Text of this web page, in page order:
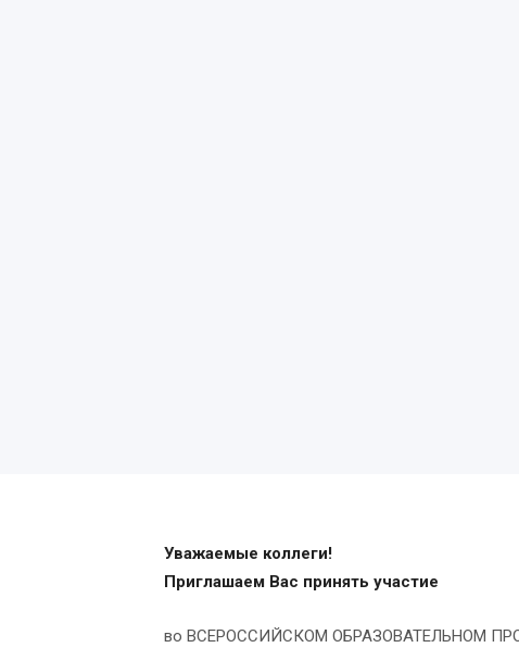
Уважаемые коллеги!
Приглашаем Вас принять участие
во ВСЕРОССИЙСКОМ ОБРАЗОВАТЕЛЬНОМ